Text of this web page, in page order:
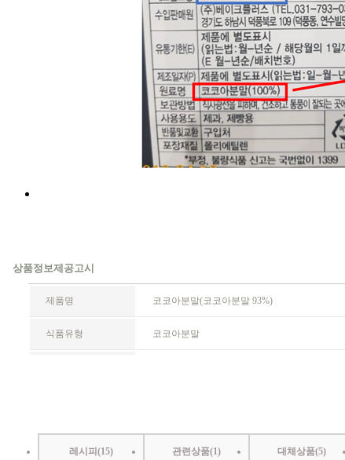
레시피(15) 관련상품(1) 대체상품(5)